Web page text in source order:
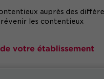
auprès des
les contentieux
votre établissement